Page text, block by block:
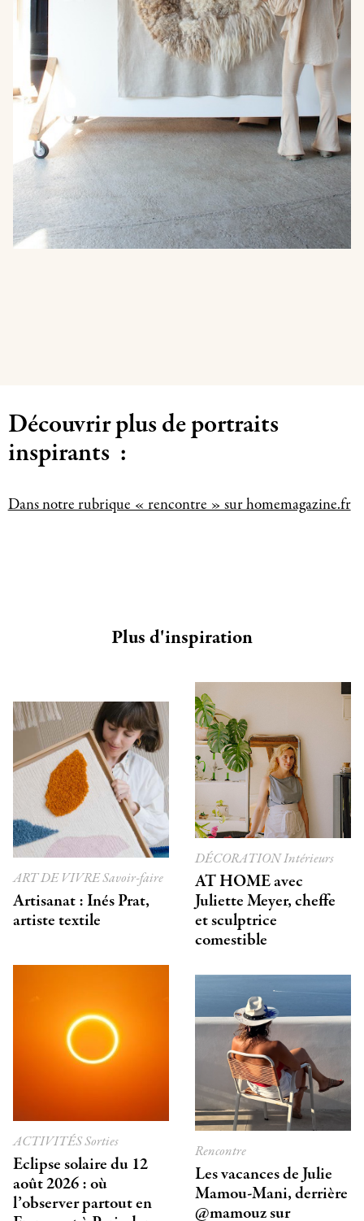
Découvrir plus de portraits
inspirants :
Dans notre rubrique « rencontre » sur homemagazine.fr
Plus d'inspiration
ART DE VIVRESavoir-faire
Artisanat : Inés Prat,
artiste textile
DÉCORATIONIntérieurs
AT HOME avec
Juliette Meyer, cheffe
et sculptrice
comestible
ACTIVITÉSSorties
Eclipse solaire du 12
août 2026 : où
l’observer partout en
Rencontre
Les vacances de Julie
Mamou-Mani, derrière
@mamouz sur